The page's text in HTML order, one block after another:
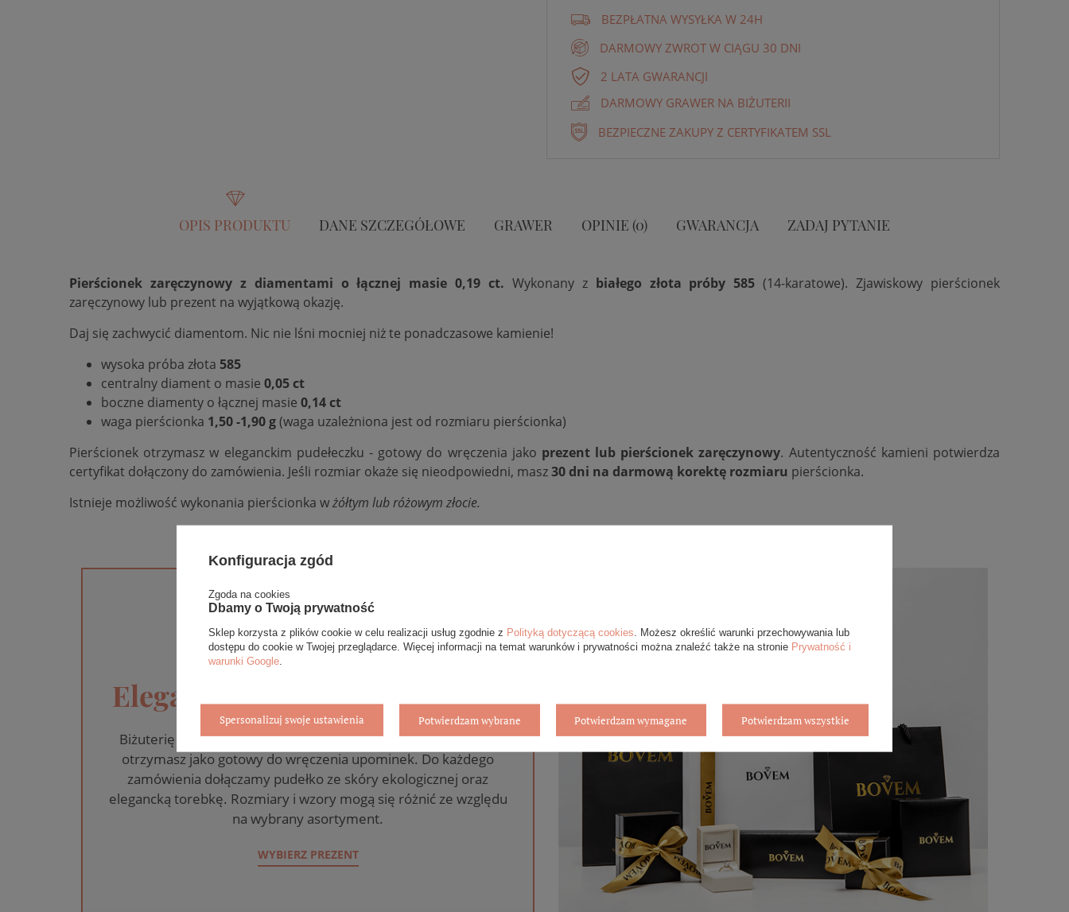
BEZPŁATNA WYSYŁKA W 24H
DARMOWY ZWROT W CIĄGU 30 DNI
2 LATA GWARANCJI
DARMOWY GRAWER NA BIŻUTERII
BEZPIECZNE ZAKUPY Z CERTYFIKATEM SSL
OPIS PRODUKTU DANE SZCZEGÓŁOWE GRAWER OPINIE (0) GWARANCJA ZADAJ PYTANIE
Pierścionek zaręczynowy z diamentami o łącznej masie 0,19 ct. Wykonany z białego złota próby 585 (14-karatowe). Zjawiskowy pierścionek
zaręczynowy lub prezent na wyjątkową okazję.
Daj się zachwycić diamentom. Nic nie lśni mocniej niż te ponadczasowe kamienie!
wysoka próba złota 585
centralny diament o masie 0,05 ct
boczne diamenty o łącznej masie 0,14 ct
waga pierścionka 1,50 -1,90 g(waga uzależniona jest od rozmiaru pierścionka)
Pierścionek otrzymasz w eleganckim pudełeczku - gotowy do wręczenia jako prezent lub pierścionek zaręczynowy. Autentyczność kamieni potwierdza
certyfikat dołączony do zamówienia. Jeśli rozmiar okaże się nieodpowiedni, masz30 dni na darmową korektę rozmiaru pierścionka.
Istnieje możliwość wykonania pierścionka wżółtym lub różowym złocie.
Eleganckie opakowanie gratis
Biżuterię i zegarki zakupione w sklepie internetowym BOVEM
otrzymasz jako gotowy do wręczenia upominek. Do każdego
zamówienia dołączamy pudełko ze skóry ekologicznej oraz
elegancką torebkę. Rozmiary i wzory mogą się różnić ze względu
na wybrany asortyment.
WYBIERZ PREZENT
Konfiguracja zgód
Zgoda na cookies
Dbamy o Twoją prywatność
Sklep korzysta z plików cookie w celu realizacji usług zgodnie z Polityką dotyczącą cookies . Możesz określić warunki przechowywania lub
dostępu do cookie w Twojej przeglądarce. Więcej informacji na temat warunków i prywatności można znaleźć także na stronie Prywatność i
warunki Google
Spersonalizuj swoje ustawienia Potwierdzam wybrane Potwierdzam wymagane Potwierdzam wszystkie